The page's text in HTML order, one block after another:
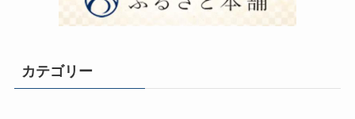
カテゴリー